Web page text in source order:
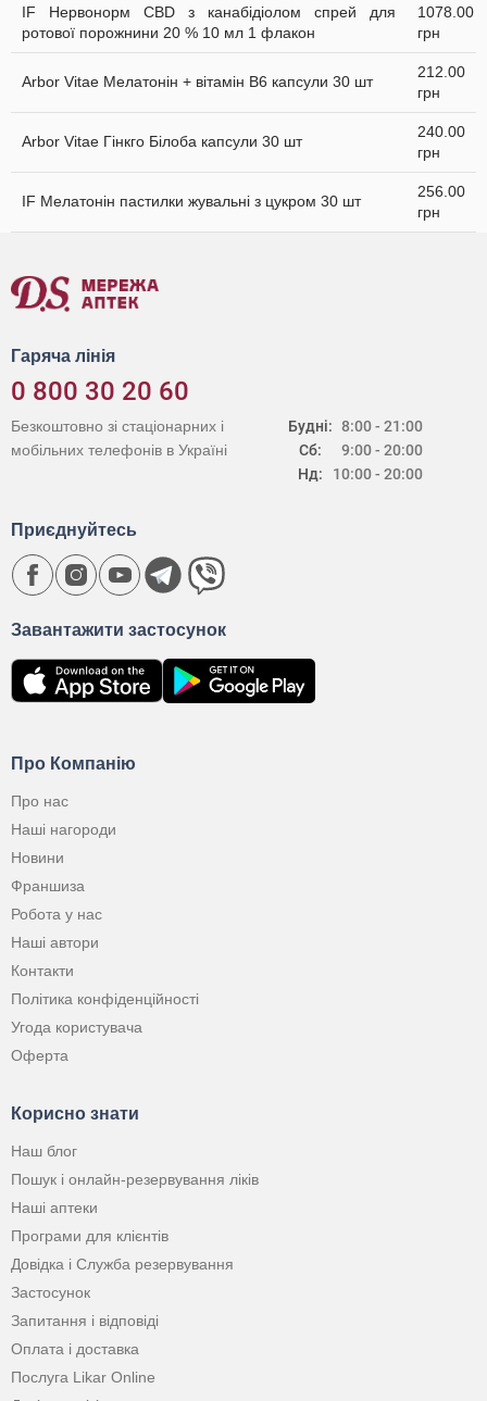
IF Нервонорм CBD з канабідіолом спрей для
ротової порожнини 20 % 10 мл 1 флакон
1078.00
грн
Arbor Vitae Мелатонін + вітамін В6 капсули 30 шт
212.00
грн
Arbor Vitae Гінкго Білоба капсули 30 шт
240.00
грн
IF Мелатонін пастилки жувальні з цукром 30 шт
256.00
грн
Гаряча лінія
0 800 30 20 60
Будні:
Сб:
Нд:
8:00 - 21:00
9:00 - 20:00
10:00 - 20:00
Безкоштовно зі стаціонарних і
мобільних телефонів в Україні
Про Компанію
Про нас
Наші нагороди
Новини
Франшиза
Робота у нас
Наші автори
Контакти
Політика конфіденційності
Угода користувача
Оферта
Корисно знати
Наш блог
Пошук і онлайн-резервування ліків
Наші аптеки
Програми для клієнтів
Довідка і Служба резервування
Застосунок
Запитання і відповіді
Оплата і доставка
Послуга Likar Online
Завантажити застосунок
Приєднуйтесь